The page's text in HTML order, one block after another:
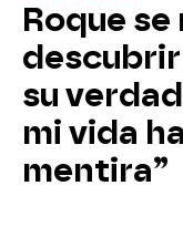
Roque
descubrir
su
mi vida
mentira”